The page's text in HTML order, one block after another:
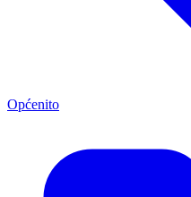
Općenito